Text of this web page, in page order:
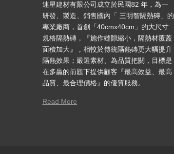
連星建材有限公司成立於民國82 年，為一
研發、製造、銷售國內「 三明智隔熱磚」的
專業廠商，首創「40cmx40cm」的大尺寸
規格隔熱磚，『施作縫隙縮小，隔熱材覆蓋
面積加大』，相較於傳統隔熱磚更大幅提升
隔熱效果；嚴選素材、為品質把關，目標是
在多贏的前題下提供顧客『最高效益、最高
品質、最合理價格』的優質服務。
Read More